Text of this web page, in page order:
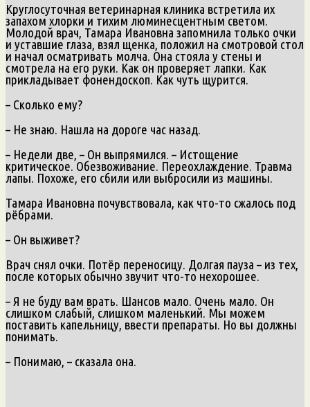
Круглосуточная ветеринарная клиника встретила их
запахом хлорки и тихим люминесцентным светом.
Молодой врач, Тамара Ивановна запомнила только очки
и уставшие глаза, взял щенка, положил на смотровой стол
и начал осматривать молча. Она стояла у стены и
смотрела на его руки. Как он проверяет лапки. Как
прикладывает фонендоскоп. Как чуть щурится.
– Сколько ему?
– Не знаю. Нашла на дороге час назад.
– Недели две, – Он выпрямился. – Истощение
критическое. Обезвоживание. Переохлаждение. Травма
лапы. Похоже, его сбили или выбросили из машины.
Тамара Ивановна почувствовала, как что-то сжалось под
рёбрами.
– Он выживет?
Врач снял очки. Потёр переносицу. Долгая пауза – из тех,
после которых обычно звучит что-то нехорошее.
– Я не буду вам врать. Шансов мало. Очень мало. Он
слишком слабый, слишком маленький. Мы можем
поставить капельницу, ввести препараты. Но вы должны
понимать.
– Понимаю, – сказала она.